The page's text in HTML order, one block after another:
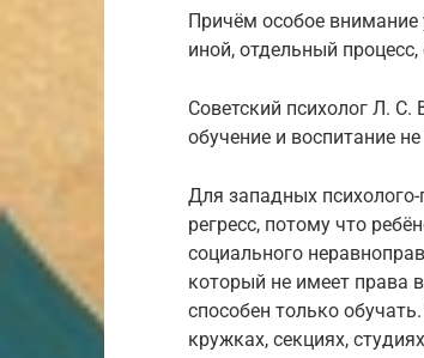
Причём особое внимание
иной, отдельный
Советский психолог Л. С.
обучение и воспитание
Для западных психолого-
регресс, потому что
социального
который не имеет права
способен только
кружках, секциях,